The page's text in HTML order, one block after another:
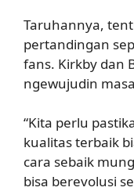
Taruhannya,
pertandingan
fans. Kirkby dan
ngewujudin
“Kita perlu
kualitas terbaik
cara sebaik
bisa berevolusi